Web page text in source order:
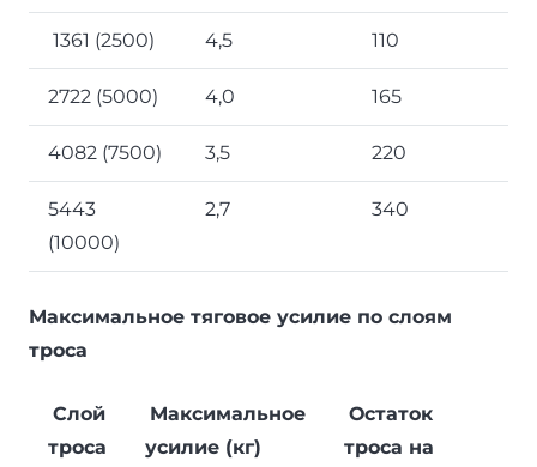
1361 (2500) 4,5 110
2722 (5000) 4,0 165
4082 (7500) 3,5 220
5443
(10000)
2,7 340
Максимальное тяговое усилие по слоям
троса
Слой
троса
Максимальное
усилие (кг)
Остаток
троса на